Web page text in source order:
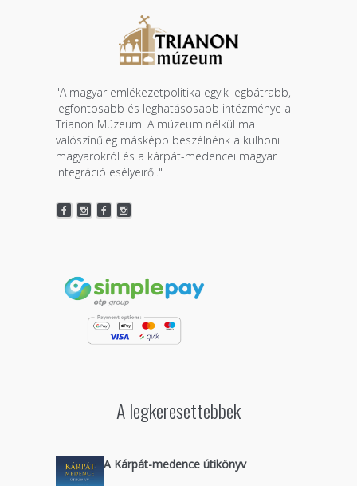
"A magyar emlékezetpolitika egyik legbátrabb,
legfontosabb és leghatásosabb intézménye a
Trianon Múzeum. A múzeum nélkül ma
valószínűleg másképp beszélnénk a külhoni
magyarokról és a kárpát-medencei magyar
integráció esélyeiről."
A legkeresettebbek
A Kárpát-medence útikönyv